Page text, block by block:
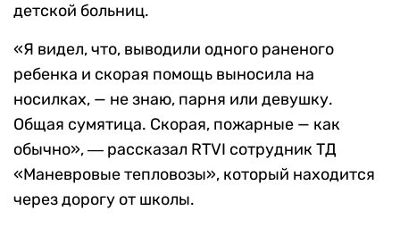
детской больниц.
«Я видел, что, выводили одного раненого
ребенка и скорая помощь выносила на
носилках, — не знаю, парня или девушку.
Общая сумятица. Скорая, пожарные — как
обычно», ― рассказал RTVI сотрудник ТД
«Маневровые тепловозы», который находится
через дорогу от школы.